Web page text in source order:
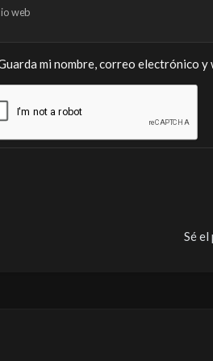
web
mi nombre, correo electrónico y
Sé